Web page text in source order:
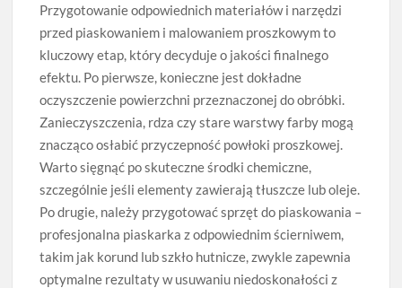
Przygotowanie odpowiednich materiałów i narzędzi
przed piaskowaniem i malowaniem proszkowym to
kluczowy etap, który decyduje o jakości finalnego
efektu. Po pierwsze, konieczne jest dokładne
oczyszczenie powierzchni przeznaczonej do obróbki.
Zanieczyszczenia, rdza czy stare warstwy farby mogą
znacząco osłabić przyczepność powłoki proszkowej.
Warto sięgnąć po skuteczne środki chemiczne,
szczególnie jeśli elementy zawierają tłuszcze lub oleje.
Po drugie, należy przygotować sprzęt do piaskowania –
profesjonalna piaskarka z odpowiednim ścierniwem,
takim jak korund lub szkło hutnicze, zwykle zapewnia
optymalne rezultaty w usuwaniu niedoskonałości z